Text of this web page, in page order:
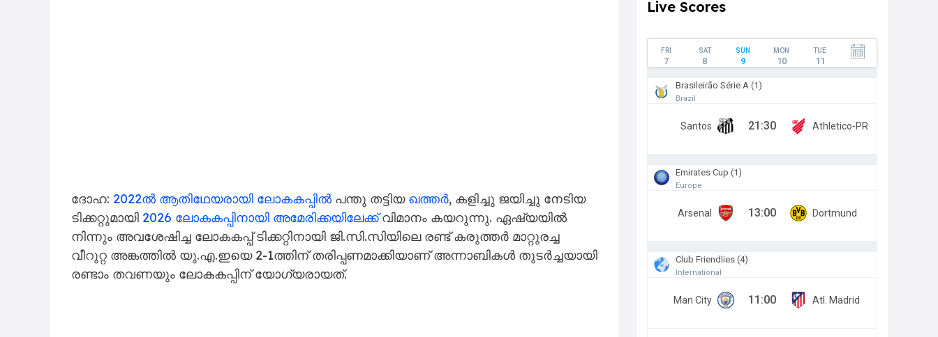
ദോഹ: 2022ൽ ആതി​ഥേയരായി ലോകകപ്പിൽ പന്തു തട്ടിയ ഖത്തർ, കളിച്ചു ജയിച്ചു നേടിയ
ടിക്കറ്റുമായി 2026 ലോകകപ്പിനായി അമേരിക്കയിലേക്ക്വിമാനം കയറുന്നു. ഏഷ്യയിൽ
നിന്നും അവശേഷിച്ച ലോകകപ്പ് ടിക്കറ്റിനായി ജി.സി.സിയിലെ രണ്ട് കരുത്തർ മാറ്റുരച്ച
വീറുറ്റ അങ്കത്തിൽ യു.എ.ഇയെ 2-1ത്തിന് തരിപ്പണമാക്കിയാണ് അന്നാബികൾ തുടർച്ചയായി
രണ്ടാം തവണയും ലോകകപ്പിന് യോഗ്യരായത്.
Live Scores
FRI
7
SAT
8
SUN
9
MON
10
TUE
11
Brasileirão Série A (1)
Brazil
Santos 21:30 Athletico-PR
Emirates Cup (1)
Europe
Arsenal 13:00 Dortmund
Club Friendlies (4)
International
Man City 11:00 Atl. Madrid